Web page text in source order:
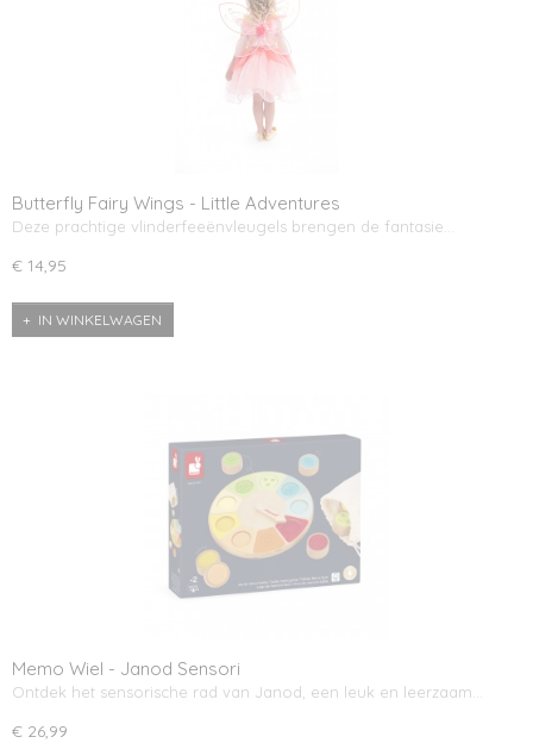
Butterfly Fairy Wings - Little Adventures
Deze prachtige vlinderfeeënvleugels brengen de fantasie…
€ 14,95
IN WINKELWAGEN
Memo Wiel - Janod Sensori
Ontdek het sensorische rad van Janod, een leuk en leerzaam…
€ 26,99